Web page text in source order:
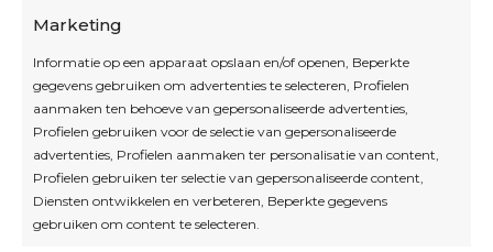
Marketing
Informatie op een apparaat opslaan en/of openen, Beperkte
gegevens gebruiken om advertenties te selecteren, Profielen
aanmaken ten behoeve van gepersonaliseerde advertenties,
Profielen gebruiken voor de selectie van gepersonaliseerde
advertenties, Profielen aanmaken ter personalisatie van content,
Profielen gebruiken ter selectie van gepersonaliseerde content,
Diensten ontwikkelen en verbeteren, Beperkte gegevens
gebruiken om content te selecteren.
Blijf op de hoogte
Interesse in leuke kadotips of toffe acties?
Laat dan hier je mailadres achter.